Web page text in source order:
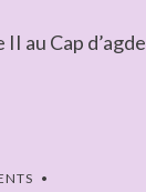
au Cap d’agde